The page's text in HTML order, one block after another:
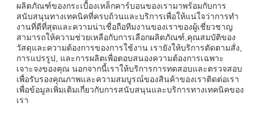
ผลิตภัณฑ์ของกระเบื้องเหล็กคาร์บอนของเรามาพร้อมกับการ
สนับสนุนทางเทคนิคที่ครบถ้วนและบริการเพื่อให้แน่ใจว่าการทํา
งานที่ดีที่สุดและความน่าเชื่อถือทีมงานของเราของผู้เชี่ยวชาญ
สามารถให้ความช่วยเหลือกับการเลือกผลิตภัณฑ์,คุณสมบัติของ
วัสดุและความต้องการของการใช้งาน เรายังให้บริการตัดตามสั่ง,
การแปรรูป, และการผลิตเพื่อตอบสนองความต้องการเฉพาะ
เจาะจงของคุณ นอกจากนี้เราให้บริการการทดสอบและตรวจสอบ
เพื่อรับรองคุณภาพและความสมบูรณ์ของสินค้าของเราติดต่อเรา
เพื่อข้อมูลเพิ่มเติมเกี่ยวกับการสนับสนุนและบริการทางเทคนิคของ
เรา